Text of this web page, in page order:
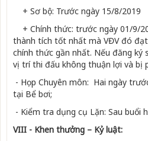
+ Sơ bộ: Trước ngày 15/8/2019
+ Chính thức: trước ngày 01/9/
thành tích tốt nhất mà VĐV đó
chính thức gần nhất. Nếu đăng ký
vị trí thi đấu không thuận lợi và bị
- Họp Chuyên môn: Hai ngày
tại Bể bơi;
- Kiểm tra dụng cụ Lặn: Sau buổi
VIII - Khen thưởng – Kỷ luật: